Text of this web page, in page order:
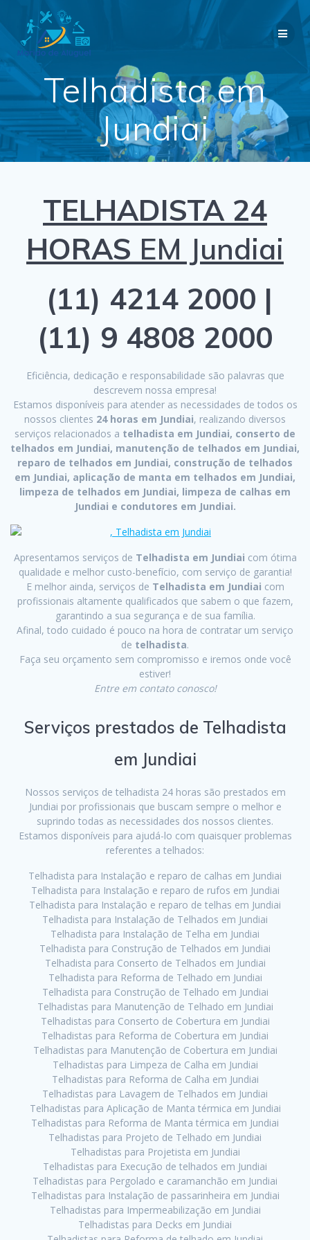
Telhadista em
Jundiai
TELHADISTA 24
HORAS EM Jundiai
(11) 4214 2000 |
(11) 9 4808 2000
Eficiência, dedicação e responsabilidade são palavras que
descrevem nossa empresa!
Estamos disponíveis para atender as necessidades de todos os
nossos clientes 24 horas em Jundiai, realizando diversos
serviços relacionados a telhadista em Jundiai, conserto de
telhados em Jundiai, manutenção de telhados em Jundiai,
reparo de telhados em Jundiai, construção de telhados
em Jundiai, aplicação de manta em telhados em Jundiai,
limpeza de telhados em Jundiai, limpeza de calhas em
Jundiai e condutores em Jundiai.
Apresentamos serviços de Telhadista em Jundiai com ótima
qualidade e melhor custo-benefício, com serviço de garantia!
E melhor ainda, serviços de Telhadista em Jundiai com
profissionais altamente qualificados que sabem o que fazem,
garantindo a sua segurança e de sua família.
Afinal, todo cuidado é pouco na hora de contratar um serviço
de telhadista.
Faça seu orçamento sem compromisso e iremos onde você
estiver!
Entre em contato conosco!
Serviços prestados de Telhadista
em Jundiai
Nossos serviços de telhadista 24 horas são prestados em
Jundiai por profissionais que buscam sempre o melhor e
suprindo todas as necessidades dos nossos clientes.
Estamos disponíveis para ajudá-lo com quaisquer problemas
referentes a telhados:
Telhadista para Instalação e reparo de calhas em Jundiai
Telhadista para Instalação e reparo de rufos em Jundiai
Telhadista para Instalação e reparo de telhas em Jundiai
Telhadista para Instalação de Telhados em Jundiai
Telhadista para Instalação de Telha em Jundiai
Telhadista para Construção de Telhados em Jundiai
Telhadista para Conserto de Telhados em Jundiai
Telhadista para Reforma de Telhado em Jundiai
Telhadista para Construção de Telhado em Jundiai
Telhadistas para Manutenção de Telhado em Jundiai
Telhadistas para Conserto de Cobertura em Jundiai
Telhadistas para Reforma de Cobertura em Jundiai
Telhadistas para Manutenção de Cobertura em Jundiai
Telhadistas para Limpeza de Calha em Jundiai
Telhadistas para Reforma de Calha em Jundiai
Telhadistas para Lavagem de Telhados em Jundiai
Telhadistas para Aplicação de Manta térmica em Jundiai
Telhadistas para Reforma de Manta térmica em Jundiai
Telhadistas para Projeto de Telhado em Jundiai
Telhadistas para Projetista em Jundiai
Telhadistas para Execução de telhados em Jundiai
Telhadistas para Pergolado e caramanchão em Jundiai
Telhadistas para Instalação de passarinheira em Jundiai
Telhadistas para Impermeabilização em Jundiai
Telhadistas para Decks em Jundiai